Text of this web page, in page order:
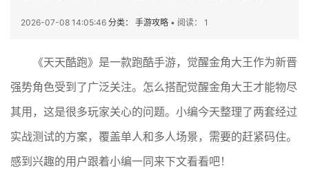
2026-07-08 14:05:46 分类： 手游攻略 • 阅读： 1
《天天酷跑》是一款跑酷手游，觉醒金角大王作为新晋
强势角色受到了广泛关注。怎么搭配觉醒金角大王才能物尽
其用，这是很多玩家关心的问题。小编今天整理了两套经过
实战测试的方案，覆盖单人和多人场景，需要的赶紧码住。
感到兴趣的用户跟着小编一同来下文看看吧！